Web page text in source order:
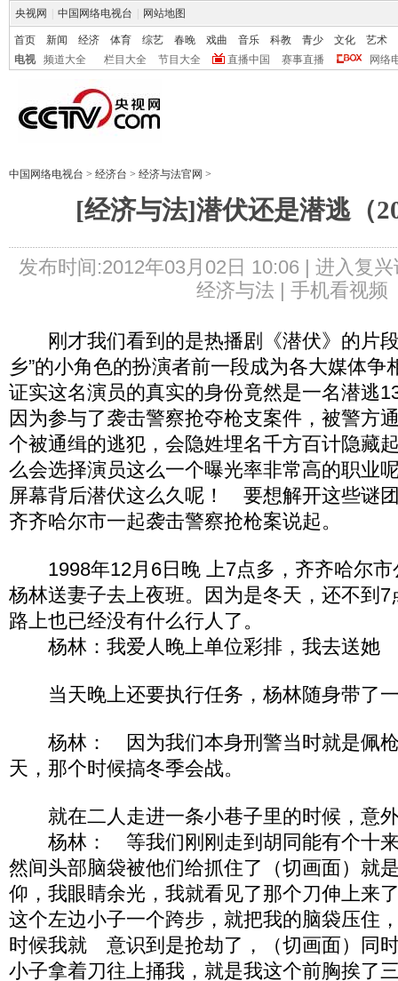
央视网 中国网络电视台 网站地图
首页 新闻 经济 体育 综艺 春晚 戏曲 音乐 科教 青少 文化
艺术
电视
频道大全 栏目大全 节目大全 直播中国 赛事直播 网络
中国网络电视台 > 经济台 > 经济与法官网 >
[经济与法]潜伏还是潜逃（
发布时间:2012年03月02日 10:06 | 进入复兴
经济与法 | 手机看视频
刚才我们看到的是热播剧《潜伏》的片段
乡”的小角色的扮演者前一段成为各大媒体争
证实这名演员的真实的身份竟然是一名潜逃
因为参与了袭击警察抢夺枪支案件，被警
个被通缉的逃犯，会隐姓埋名千方百计隐藏
么会选择演员这么一个曝光率非常高的职业
屏幕背后潜伏这么久呢！ 要想解开这些谜
齐齐哈尔市一起袭击警察抢枪案说起。
1998年12月6日晚 上7点多，齐齐哈尔市
杨林送妻子去上夜班。因为是冬天，还不到
路上也已经没有什么行人了。
杨林：我爱人晚上单位彩排，我去送她
当天晚上还要执行任务，杨林随身带了
杨林： 因为我们本身刑警当时就是佩枪
天，那个时候搞冬季会战。
就在二人走进一条小巷子里的时候，意
杨林： 等我们刚刚走到胡同能有个十来
然间头部脑袋被他们给抓住了（切画面）就
仰，我眼睛余光，我就看见了那个刀伸上来
这个左边小子一个跨步，就把我的脑袋压住
时候我就 意识到是抢劫了，（切画面）同
小子拿着刀往上捅我，就是我这个前胸挨了